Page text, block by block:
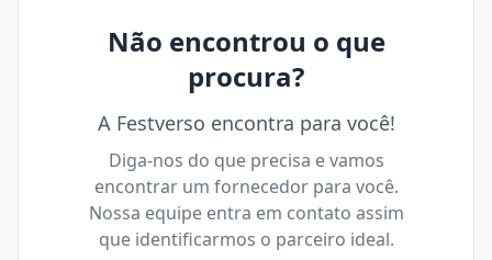
Máximo
Não encontrou o que
procura?
A Festverso encontra para você!
Diga-nos do que precisa e vamos
encontrar um fornecedor para você.
Nossa equipe entra em contato assim
que identificarmos o parceiro ideal.